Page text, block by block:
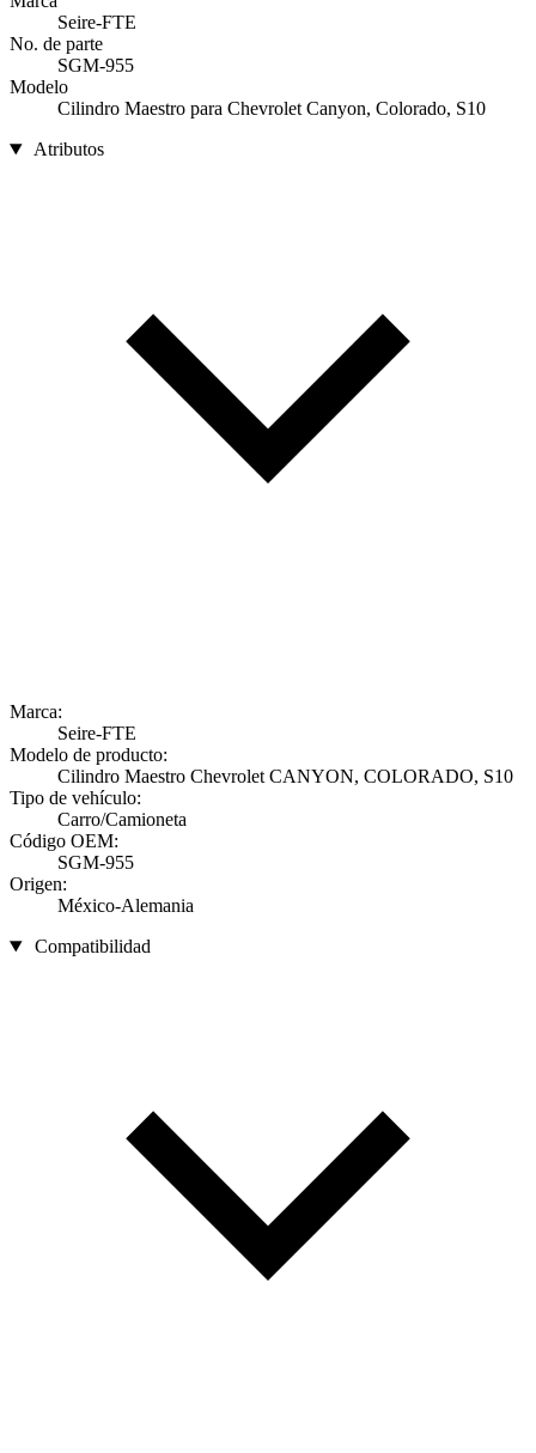
Seire-FTE
No. de parte
SGM-955
Modelo
Cilindro Maestro para Chevrolet Canyon, Colorado, S10
Atributos
Marca:
Seire-FTE
Modelo de producto:
Cilindro Maestro Chevrolet CANYON, COLORADO, S10
Tipo de vehículo:
Carro/Camioneta
Código OEM:
SGM-955
Origen:
México-Alemania
Compatibilidad